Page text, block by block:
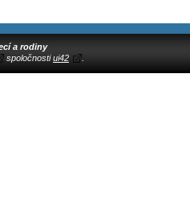
a rodiny
spoločnostiui42